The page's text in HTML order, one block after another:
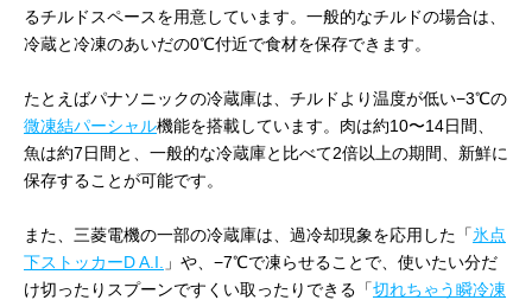
るチルドスペースを用意しています。一般的なチルドの場合は、
冷蔵と冷凍のあいだの0℃付近で食材を保存できます。
たとえばパナソニックの冷蔵庫は、チルドより温度が低い−3℃の
微凍結パーシャル機能を搭載しています。肉は約10〜14日間、
魚は約7日間と、一般的な冷蔵庫と比べて2倍以上の期間、新鮮に
保存することが可能です。
また、三菱電機の一部の冷蔵庫は、過冷却現象を応用した「氷点
下ストッカーD A.I.
」や、−7℃で凍らせることで、使いたい分だ
け切ったりスプーンですくい取ったりできる「切れちゃう瞬冷凍